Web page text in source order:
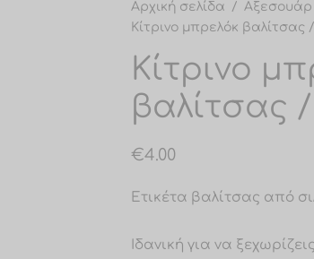
Αρχική σελίδα / Αξεσουάρ
Κίτρινο μπρελόκ βαλίτσας /
Κίτρινο
βαλίτσας /
€4.00
Ετικέτα βαλίτσας από
Ιδανική για να